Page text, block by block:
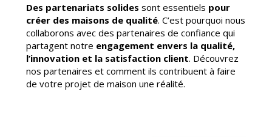
Des partenariats solides sont essentiels pour
créer des maisons de qualité. C’est pourquoi nous
collaborons avec des partenaires de confiance qui
partagent notre engagement envers la qualité,
l’innovation et la satisfaction client. Découvrez
nos partenaires et comment ils contribuent à faire
de votre projet de maison une réalité.